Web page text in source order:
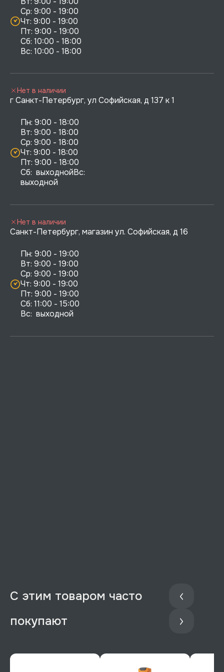
Ср: 9:00 - 19:00
Чт: 9:00 - 19:00
Пт: 9:00 - 19:00
Сб: 10:00 - 18:00
г Санкт-Петербург, ул Софийская, д 137 к 1
Пн: 9:00 - 18:00
Вт: 9:00 - 18:00
Ср: 9:00 - 18:00
Чт: 9:00 - 18:00
Пт: 9:00 - 18:00
Сб:  выходнойВс:
выходной
Нет в наличии
Санкт-Петербург, магазин ул. Софийская, д 16
Пн: 9:00 - 19:00
Вт: 9:00 - 19:00
Ср: 9:00 - 19:00
Чт: 9:00 - 19:00
Пт: 9:00 - 19:00
Сб: 11:00 - 15:00
Вс:  выходной
Нет в наличии
С этим товаром часто
покупают